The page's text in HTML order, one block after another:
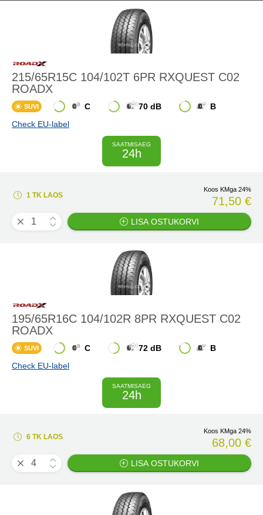
215/65R15C 104/102T 6PR RXQUEST C02
ROADX
SUVI C 70 dB
B
Check EU-label
SAATMISAEG
24h
1 TK LAOS
Koos KMga 24%
71,50 €
LISA OSTUKORVI
195/65R16C 104/102R 8PR RXQUEST C02
ROADX
SUVI C 72 dB
B
Check EU-label
SAATMISAEG
24h
6 TK LAOS
Koos KMga 24%
68,00 €
LISA OSTUKORVI